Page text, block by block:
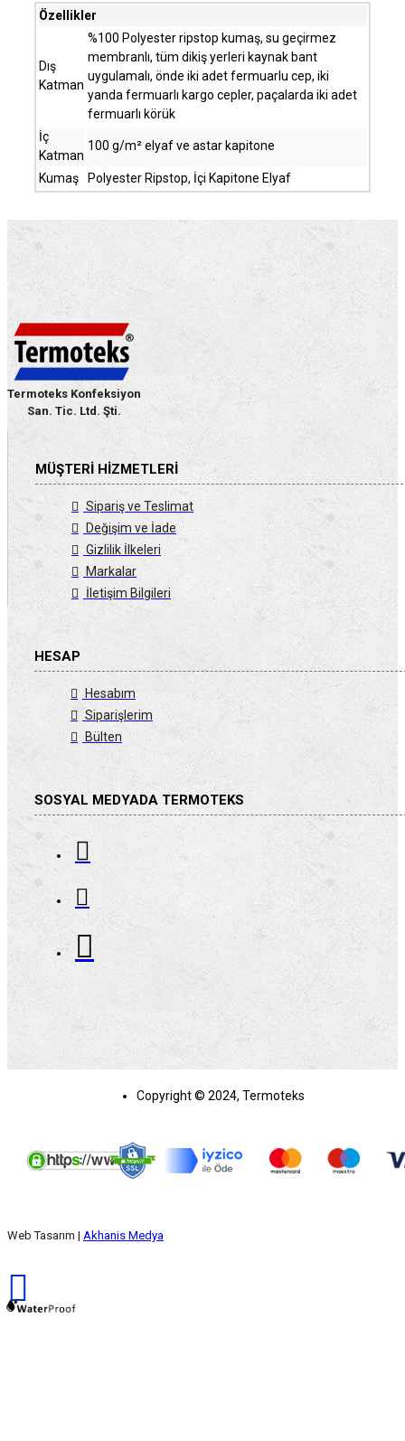
Özellikler
Dış
Katman
%100 Polyester ripstop kumaş, su geçirmez
membranlı, tüm dikiş yerleri kaynak bant
uygulamalı, önde iki adet fermuarlu cep, iki
yanda fermuarlı kargo cepler, paçalarda iki adet
fermuarlı körük
İç
Katman
100 g/m² elyaf ve astar kapitone
Kumaş Polyester Ripstop, İçi Kapitone Elyaf
Termoteks Konfeksiyon
San. Tic. Ltd. Şti.
MÜŞTERI HIZMETLERI
Sipariş ve Teslimat
Değişim ve İade
Gizlilik İlkeleri
Markalar
İletişim Bilgileri
HESAP
Hesabım
Siparişlerim
Bülten
SOSYAL MEDYADA TERMOTEKS
Copyright © 2024, Termoteks
Web Tasarım | Akhanis Medya